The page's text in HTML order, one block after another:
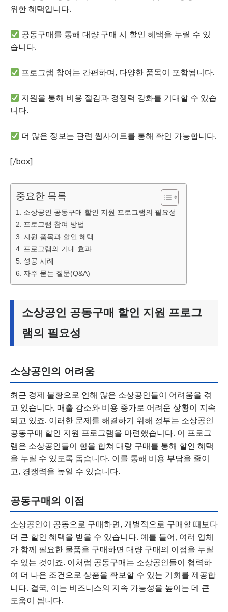
위한 혜택입니다.
공동구매를 통해 대량 구매 시 할인 혜택을 누릴 수 있
습니다.
프로그램 참여는 간편하며, 다양한 품목이 포함됩니다.
지원을 통해 비용 절감과 경쟁력 강화를 기대할 수 있습
니다.
더 많은 정보는 관련 웹사이트를 통해 확인 가능합니다.
[/box]
중요한 목록
소상공인 공동구매 할인 지원 프로그램의 필요성
프로그램 참여 방법
지원 품목과 할인 혜택
프로그램의 기대 효과
성공 사례
자주 묻는 질문(Q&A)
소상공인 공동구매 할인 지원 프로그
램의 필요성
소상공인의 어려움
최근 경제 불황으로 인해 많은 소상공인들이 어려움을 겪
고 있습니다. 매출 감소와 비용 증가로 어려운 상황이 지속
되고 있죠. 이러한 문제를 해결하기 위해 정부는 소상공인
공동구매 할인 지원 프로그램을 마련했습니다. 이 프로그
램은 소상공인들이 힘을 합쳐 대량 구매를 통해 할인 혜택
을 누릴 수 있도록 돕습니다. 이를 통해 비용 부담을 줄이
고, 경쟁력을 높일 수 있습니다.
공동구매의 이점
소상공인이 공동으로 구매하면, 개별적으로 구매할 때보다
더 큰 할인 혜택을 받을 수 있습니다. 예를 들어, 여러 업체
가 함께 필요한 물품을 구매하면 대량 구매의 이점을 누릴
수 있는 것이죠. 이처럼 공동구매는 소상공인들이 협력하
여 더 나은 조건으로 상품을 확보할 수 있는 기회를 제공합
니다. 결국, 이는 비즈니스의 지속 가능성을 높이는 데 큰
도움이 됩니다.